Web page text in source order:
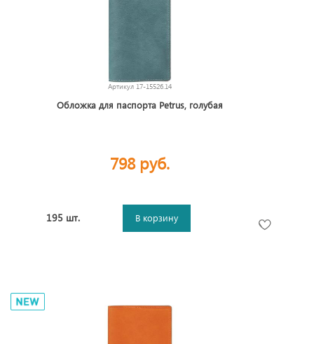
Артикул 17-15526.14
Обложка для паспорта Petrus, голубая
798 руб.
195 шт. В корзину